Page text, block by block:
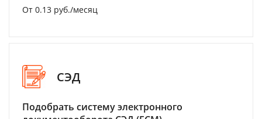
От 0.13 руб./месяц
СЭД
Подобрать систему электронного